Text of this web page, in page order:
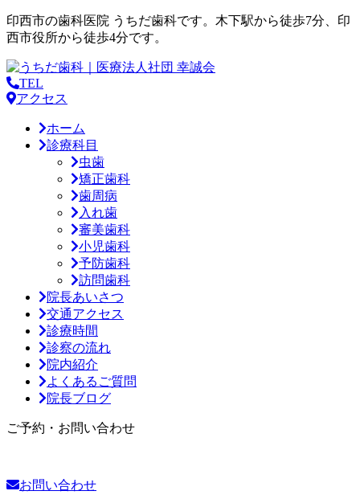
印西市の歯科医院 うちだ歯科です。木下駅から徒歩7分、印
西市役所から徒歩4分です。
TEL
アクセス
ホーム
診療科目
虫歯
矯正歯科
歯周病
入れ歯
審美歯科
小児歯科
予防歯科
訪問歯科
院長あいさつ
交通アクセス
診療時間
診察の流れ
院内紹介
よくあるご質問
院長ブログ
ご予約・お問い合わせ
お問い合わせ